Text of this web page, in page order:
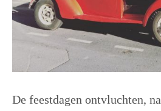
De feestdagen ontvluchten,